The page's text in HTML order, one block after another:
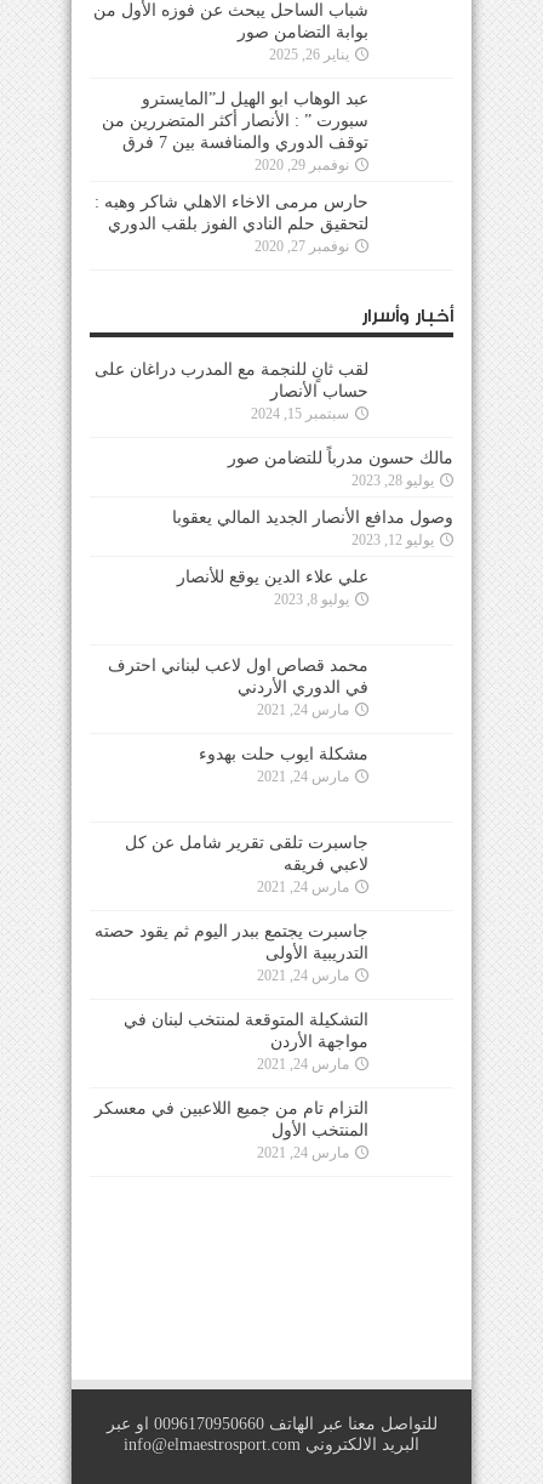
شباب الساحل يبحث عن فوزه الأول من
بوابة التضامن صور
يناير 26, 2025
عبد الوهاب ابو الهيل لـ”المايسترو
سبورت ” : الأنصار أكثر المتضررين من
توقف الدوري والمنافسة بين 7 فرق
نوفمبر 29, 2020
حارس مرمى الاخاء الاهلي شاكر وهبه :
لتحقيق حلم النادي الفوز بلقب الدوري
نوفمبر 27, 2020
أخبار وأسرار
لقب ثانٍ للنجمة مع المدرب دراغان على
حساب الأنصار
سبتمبر 15, 2024
مالك حسون مدرباً للتضامن صور
يوليو 28, 2023
وصول مدافع الأنصار الجديد المالي يعقوبا
يوليو 12, 2023
علي علاء الدين يوقع للأنصار
يوليو 8, 2023
محمد قصاص اول لاعب لبناني احترف
في الدوري الأردني
مارس 24, 2021
مشكلة ايوب حلت بهدوء
مارس 24, 2021
جاسبرت تلقى تقرير شامل عن كل
لاعبي فريقه
مارس 24, 2021
جاسبرت يجتمع ببدر اليوم ثم يقود حصته
التدريبية الأولى
مارس 24, 2021
التشكيلة المتوقعة لمنتخب لبنان في
مواجهة الأردن
مارس 24, 2021
التزام تام من جميع اللاعبين في معسكر
المنتخب الأول
مارس 24, 2021
للتواصل معنا عبر الهاتف 0096170950660 او عبر
البريد الالكتروني info@elmaestrosport.com